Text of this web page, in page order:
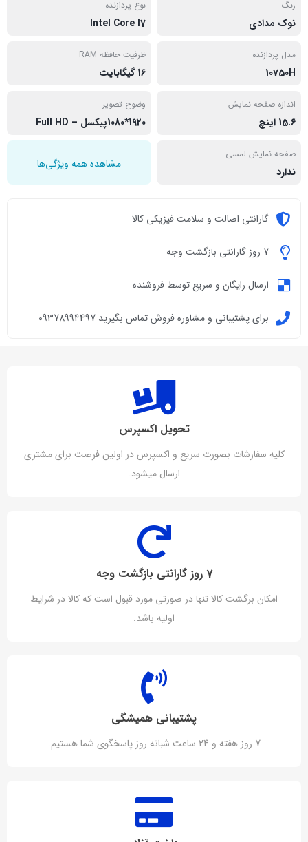
رنگ
نوک مدادی
نوع پردازنده
Intel Core I7
مدل پردازنده
10750H
ظرفیت حافظه RAM
16 گیگابایت
اندازه صفحه نمایش
15.6 اینچ
وضوح تصویر
1920*1080پیکسل – Full HD
صفحه نمایش لمسی
ندارد
مشاهده همه ویژگی‌ها
گارانتی اصالت و سلامت فیزیکی کالا
7 روز گارانتی بازگشت وجه
ارسال رایگان و سریع توسط فروشنده
برای پشتیبانی و مشاوره فروش تماس بگیرید 09378994497
تحویل اکسپرس
کلیه سفارشات بصورت سریع و اکسپرس در اولین فرصت برای مشتری
ارسال میشود.
7 روز گارانتی بازگشت وجه
امکان برگشت کالا تنها در صورتی مورد قبول است که کالا در شرایط
اولیه باشد.
پشتیبانی همیشگی
7 روز هفته و 24 ساعت شبانه روز پاسخگوی شما هستیم.